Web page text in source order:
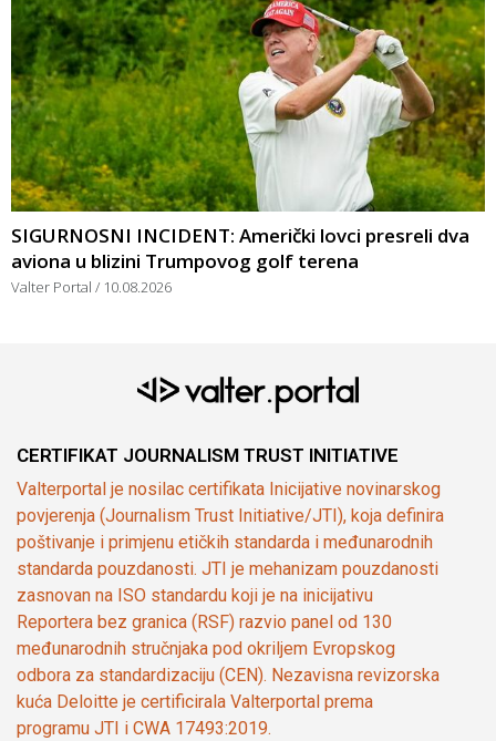
SIGURNOSNI INCIDENT: Američki lovci presreli dva
aviona u blizini Trumpovog golf terena
Valter Portal 10.08.2026
CERTIFIKAT JOURNALISM TRUST INITIATIVE
Valterportal je nosilac certifikata Inicijative novinarskog
povjerenja (Journalism Trust Initiative/JTI), koja definira
poštivanje i primjenu etičkih standarda i međunarodnih
standarda pouzdanosti. JTI je mehanizam pouzdanosti
zasnovan na ISO standardu koji je na inicijativu
Reportera bez granica (RSF) razvio panel od 130
međunarodnih stručnjaka pod okriljem Evropskog
odbora za standardizaciju (CEN). Nezavisna revizorska
kuća Deloitte je certificirala Valterportal prema
programu JTI i CWA 17493:2019.